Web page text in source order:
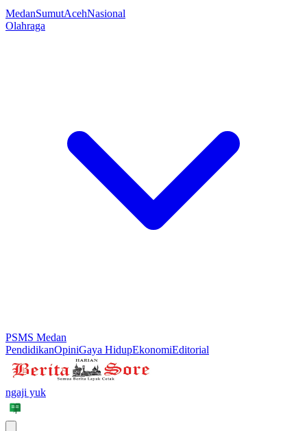
MedanSumutAcehNasional
Olahraga
PSMS Medan
PendidikanOpiniGaya HidupEkonomiEditorial
ngaji yuk